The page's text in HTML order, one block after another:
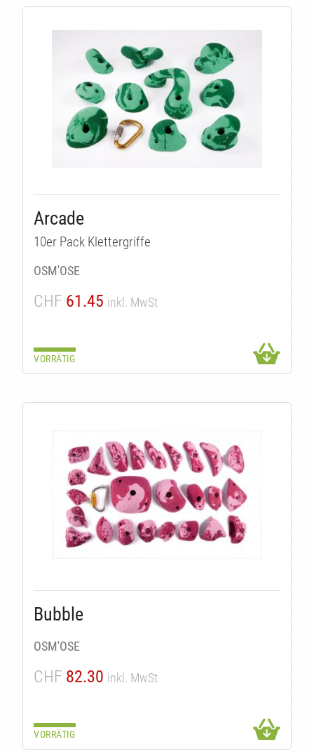
Arcade
10er Pack Klettergriffe
OSM'OSE
CHF 61.45 inkl. MwSt
VORRÄTIG
Bubble
OSM'OSE
CHF 82.30 inkl. MwSt
VORRÄTIG